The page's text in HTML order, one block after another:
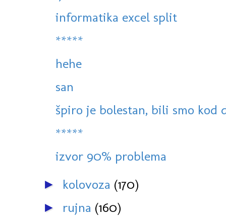
informatika excel split
*****
hehe
san
špiro je bolestan, bili smo kod
*****
izvor 90% problema
► kolovoza (170)
► rujna (160)